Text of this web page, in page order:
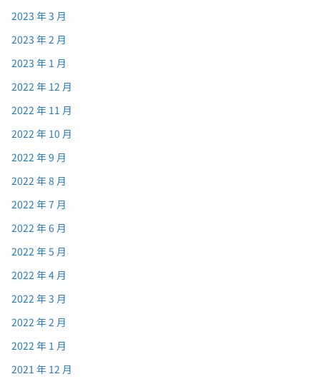
2023 年 3 月
2023 年 2 月
2023 年 1 月
2022 年 12 月
2022 年 11 月
2022 年 10 月
2022 年 9 月
2022 年 8 月
2022 年 7 月
2022 年 6 月
2022 年 5 月
2022 年 4 月
2022 年 3 月
2022 年 2 月
2022 年 1 月
2021 年 12 月